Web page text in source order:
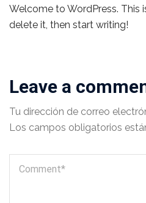
Welcome to WordPress. This
delete it, then start writing!
Leave a
Tu dirección de correo
Los campos obligatorios